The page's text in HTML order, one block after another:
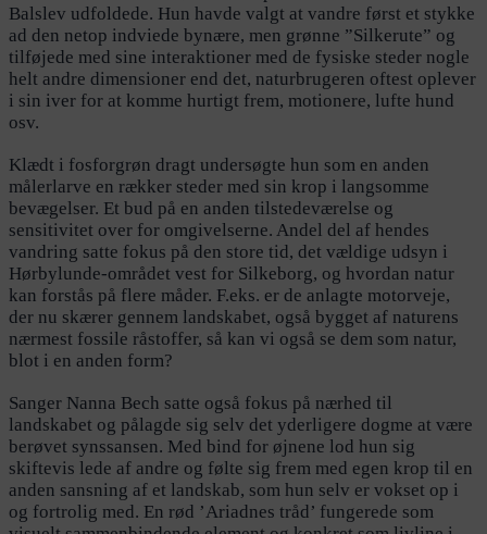
Balslev udfoldede. Hun havde valgt at vandre først et stykke
ad den netop indviede bynære, men grønne ”Silkerute” og
tilføjede med sine interaktioner med de fysiske steder nogle
helt andre dimensioner end det, naturbrugeren oftest oplever
i sin iver for at komme hurtigt frem, motionere, lufte hund
osv.
Klædt i fosforgrøn dragt undersøgte hun som en anden
målerlarve en rækker steder med sin krop i langsomme
bevægelser. Et bud på en anden tilstedeværelse og
sensitivitet over for omgivelserne. Andel del af hendes
vandring satte fokus på den store tid, det vældige udsyn i
Hørbylunde-området vest for Silkeborg, og hvordan natur
kan forstås på flere måder. F.eks. er de anlagte motorveje,
der nu skærer gennem landskabet, også bygget af naturens
nærmest fossile råstoffer, så kan vi også se dem som natur,
blot i en anden form?
Sanger Nanna Bech satte også fokus på nærhed til
landskabet og pålagde sig selv det yderligere dogme at være
berøvet synssansen. Med bind for øjnene lod hun sig
skiftevis lede af andre og følte sig frem med egen krop til en
anden sansning af et landskab, som hun selv er vokset op i
og fortrolig med. En rød ’Ariadnes tråd’ fungerede som